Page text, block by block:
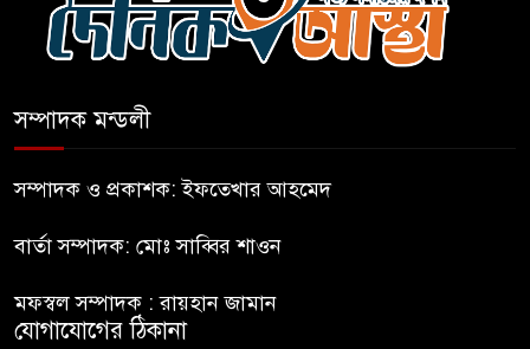
ভারত থেকে আসছে ২ দশমিক ৩
মেট্রিক টন টিয়ার শেল
অভাব
বহিষ্কৃত জামাত নেতার কর্মীরা যোগ
সম্পাদক মন্ডলী
সম্পাদক ও প্রকাশক: ইফতেখার আহমেদ
বার্তা সম্পাদক: মোঃ সাব্বির শাওন
মফস্বল সম্পাদক : রায়হান জামান
যোগাযোগের ঠিকানা